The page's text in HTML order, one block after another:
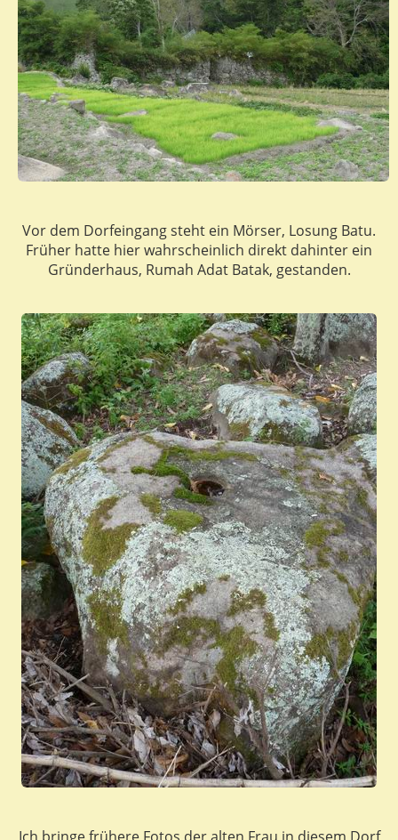
Vor dem Dorfeingang steht ein Mörser, Losung Batu.
Früher hatte hier wahrscheinlich direkt dahinter ein
Gründerhaus, Rumah Adat Batak, gestanden.